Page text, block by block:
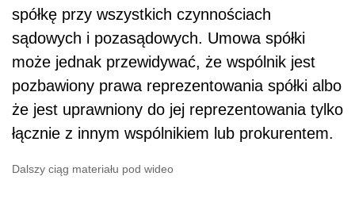
spółkę przy wszystkich czynnościach
sądowych i pozasądowych. Umowa spółki
może jednak przewidywać, że wspólnik jest
pozbawiony prawa reprezentowania spółki albo
że jest uprawniony do jej reprezentowania tylko
łącznie z innym wspólnikiem lub prokurentem.
Dalszy ciąg materiału pod wideo